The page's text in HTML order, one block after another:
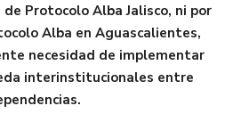
Protocolo Alba Jalisco, ni por
Alba en Aguascalientes,
necesidad de implementar
interinstitucionales entre